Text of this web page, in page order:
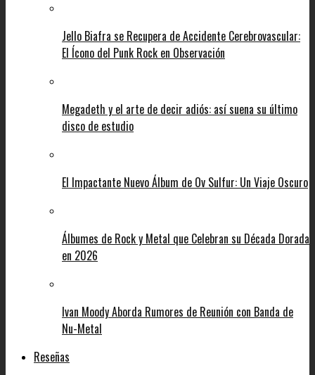
Jello Biafra se Recupera de Accidente Cerebrovascular:
El Ícono del Punk Rock en Observación
Megadeth y el arte de decir adiós: así suena su último
disco de estudio
El Impactante Nuevo Álbum de Ov Sulfur: Un Viaje Oscuro
Álbumes de Rock y Metal que Celebran su Década Dorada
en 2026
Ivan Moody Aborda Rumores de Reunión con Banda de
Nu-Metal
Reseñas